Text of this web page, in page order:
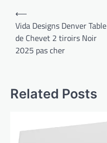
Navigation
de
l’article
⟵
Vida Designs Denver Table
de Chevet 2 tiroirs Noir
2025 pas cher
Related Posts